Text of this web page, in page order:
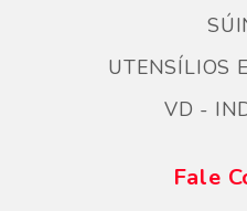
UTENSÍLIOS
VD -
Fale